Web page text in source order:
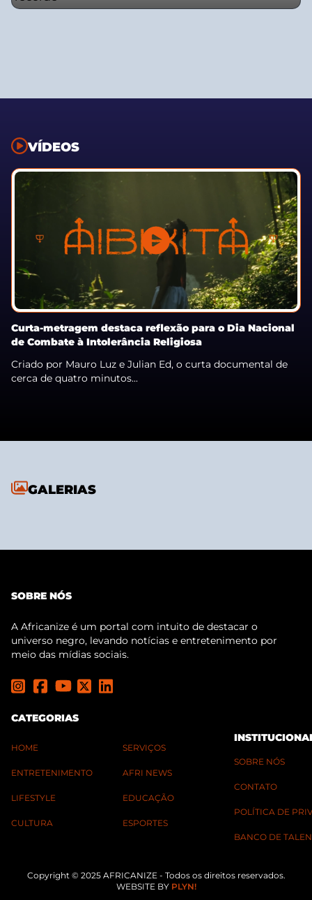
VÍDEOS
Curta-metragem destaca reflexão para o Dia Nacional
de Combate à Intolerância Religiosa
Criado por Mauro Luz e Julian Ed, o curta documental de
cerca de quatro minutos...
GALERIAS
SOBRE NÓS
A Africanize é um portal com intuito de destacar o
universo negro, levando notícias e entretenimento por
meio das mídias sociais.
CATEGORIAS
HOME
ENTRETENIMENTO
LIFESTYLE
CULTURA
SERVIÇOS
AFRI NEWS
EDUCAÇÃO
ESPORTES
SOBRE NÓS
CONTATO
POLÍTICA DE
BANCO DE
Copyright © 2025 AFRICANIZE - Todos os direitos reservados.
WEBSITE BY PLYN!